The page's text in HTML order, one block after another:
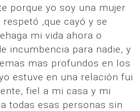
porque yo soy una mujer
,que cayó y se
mi vida ahora o
incumbencia para nadie, y
mas profundos en los
estuve en una relación fui
fiel a mi casa y mi
todas esas personas sin